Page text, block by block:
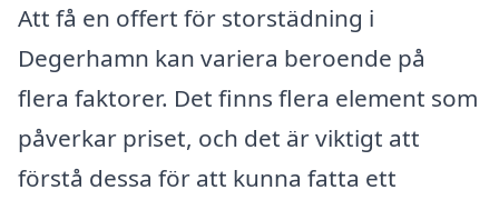
Att få en offert för storstädning i
Degerhamn kan variera beroende på
flera faktorer. Det finns flera element som
påverkar priset, och det är viktigt att
förstå dessa för att kunna fatta ett